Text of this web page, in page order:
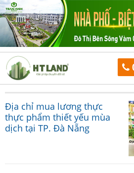
Địa chỉ mua lương thực
thực phẩm thiết yếu mùa
dịch tại TP. Đà Nẵng